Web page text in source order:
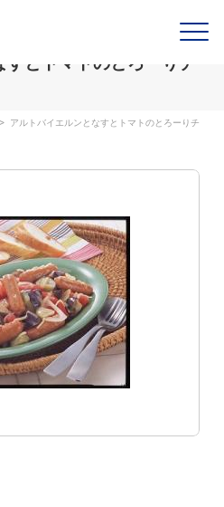
とトマトのとろーりチ
>
アルトバイエルンとなすとトマトのとろーりチ